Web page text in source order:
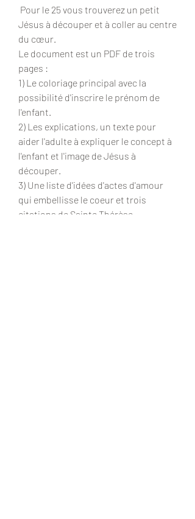
Pour le 25 vous trouverez un petit
Jésus à découper et à coller au centre
du cœur.
Le document est un PDF de trois
pages :
1) Le coloriage principal avec la
possibilité d'inscrire le prénom de
l'enfant.
2) Les explications, un texte pour
aider l'adulte à expliquer le concept à
l'enfant et l'image de Jésus à
découper.
3) Une liste d'idées d'actes d'amour
qui embellisse le coeur et trois
citations de Sainte Thérèse.